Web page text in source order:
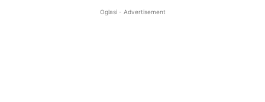
Oglasi - Advertisement